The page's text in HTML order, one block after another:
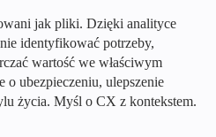
jak pliki. Dzięki analityce
identyfikować potrzeby,
wartość we właściwym
o ubezpieczeniu, ulepszenie
życia. Myśl o CX z kontekstem.